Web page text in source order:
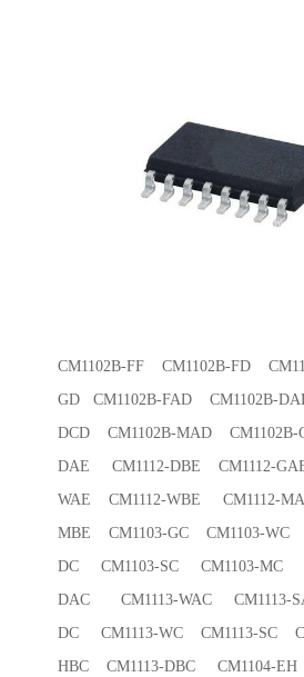
CM1102B-FF CM1102B-FD
GD CM1102B-FAD CM1102B-
DCD CM1102B-MAD
DAE CM1112-DBE CM1112-
WAE CM1112-WBE CM1112-
MBE CM1103-GC CM1103-WC
DC CM1103-SC CM1103-MC
DAC CM1113-WAC CM1113-
DC CM1113-WC CM1113-SC
HBC CM1113-DBC CM1104-